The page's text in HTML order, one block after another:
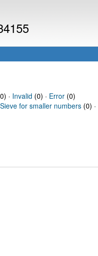
· Invalid (0) · Error(0)
for smaller numbers (0) ·